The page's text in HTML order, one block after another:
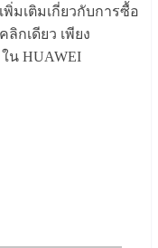
มเติมเกี่ยวกับการซื้อ
กเดียว เพียง
น HUAWEI